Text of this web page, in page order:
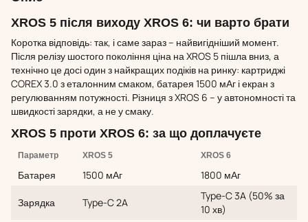
XROS 5 після виходу XROS 6: чи варто брати
Коротка відповідь: так, і саме зараз – найвигідніший момент.
Після релізу шостого покоління ціна на XROS 5 пішла вниз, а
технічно це досі один з найкращих подіків на ринку: картриджі
COREX 3.0 з еталонним смаком, батарея 1500 мАг і екран з
регулюванням потужності. Різниця з XROS 6 – у автономності та
швидкості зарядки, а не у смаку.
XROS 5 проти XROS 6: за що доплачуєте
Параметр XROS 5 XROS 6
Батарея 1500 мАг 1800 мАг
Зарядка Type-C 2A
Type-C 3A (50% за
10 хв)